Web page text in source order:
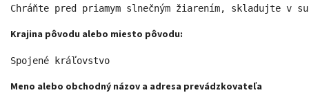
Chráňte pred priamym slnečným žiarením, skladujte v
Krajina pôvodu alebo miesto pôvodu:
Spojené kráľovstvo
Meno alebo obchodný názov a adresa prevádzkovateľa